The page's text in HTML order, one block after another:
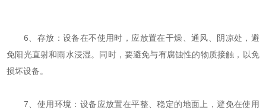
6、存放：设备在不使用时，应放置在干燥、通风、阴凉处，避
免阳光直射和雨水浸湿。同时，要避免与有腐蚀性的物质接触，以免
损坏设备。
7、使用环境：设备应放置在平整、稳定的地面上，避免在使用